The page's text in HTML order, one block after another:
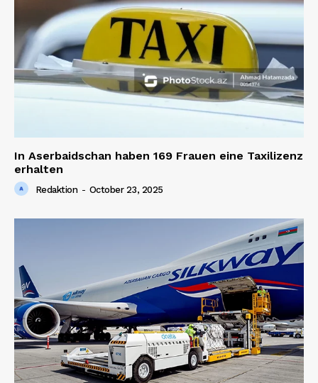
In Aserbaidschan haben 169 Frauen eine Taxilizenz
erhalten
Redaktion - October 23, 2025